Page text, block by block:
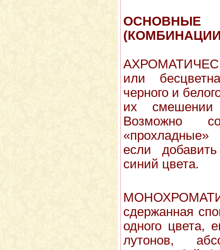
ОСНОВНЫЕ
или
черного и
их
Возможно
«прохладные»
если
синий цвета.
сдержанная
одного цвета,
лутонов,